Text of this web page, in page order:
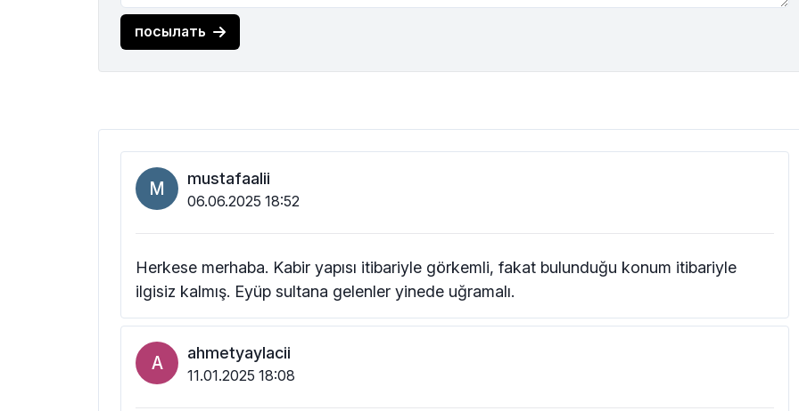
посылать
M mustafaalii
06.06.2025 18:52
Herkese merhaba. Kabir yapısı itibariyle görkemli, fakat bulunduğu konum itibariyle
ilgisiz kalmış. Eyüp sultana gelenler yinede uğramalı.
A ahmetyaylacii
11.01.2025 18:08